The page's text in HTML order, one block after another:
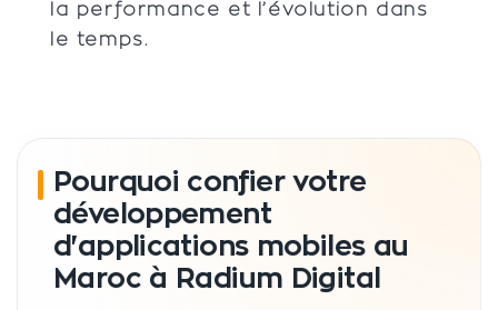
la performance et l’évolution dans
le temps.
Pourquoi confier votre
développement
d'applications mobiles au
Maroc à Radium Digital